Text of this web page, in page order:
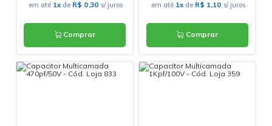
em até 1x de R$ 0,30 s/ juros
Comprar
em até 1x de R$ 1,10 s/ juros
Comprar